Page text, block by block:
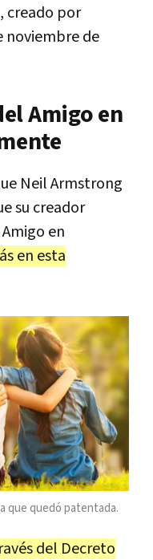
creado por
noviembre de
Amigo en
Neil Armstrong
su creador
en
en esta
que quedó patentada.
del Decreto